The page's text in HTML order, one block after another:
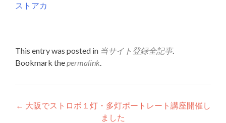
ストアカ
This entry was posted in 当サイト登録全記事.
Bookmark thepermalink.
Post
← 大阪でストロボ１灯・多灯ポートレート講座開催し
ました